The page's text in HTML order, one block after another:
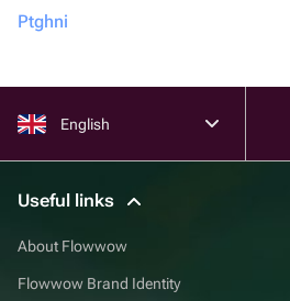
Ptghni
English
Useful links
About Flowwow
Flowwow Brand Identity